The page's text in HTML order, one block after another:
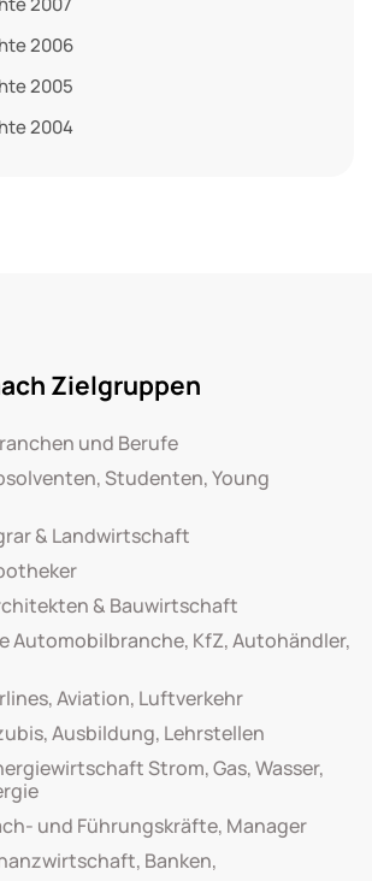
2006
2005
2004
Zielgruppen
und Berufe
Studenten, Young
& Landwirtschaft
& Bauwirtschaft
Automobilbranche, KfZ, Autohändler,
Aviation, Luftverkehr
Ausbildung, Lehrstellen
Strom, Gas, Wasser,
und Führungskräfte, Manager
Banken,